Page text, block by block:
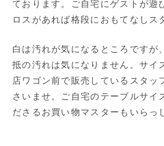
ております。ご自宅にゲストが遊
ロスがあれば格段におもてなしス
白は汚れが気になるところですが
抵の汚れは気になりません。サイ
店ワゴン前で販売しているスタッ
さいませ。ご自宅のテーブルサイ
ださるお買い物マスターもいらっ